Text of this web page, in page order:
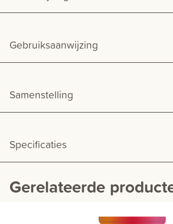
Gebruiksaanwijzing
Samenstelling
Specificaties
Gerelateerde